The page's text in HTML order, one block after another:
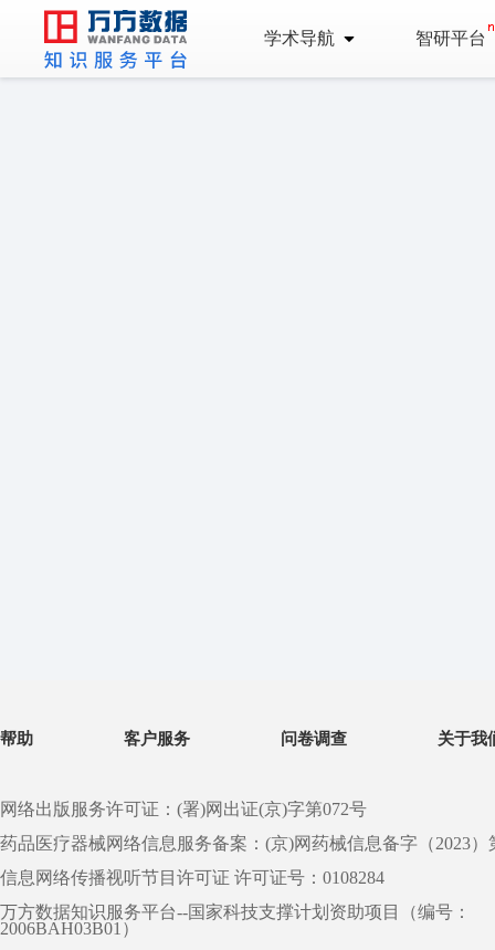
学术导航 智研平台
帮助 客户服务 问卷调查 关于我
网络出版服务许可证：(署)网出证(京)字第072号
药品医疗器械网络信息服务备案：(京)网药械信息备字（2023）
信息网络传播视听节目许可证 许可证号：0108284
万方数据知识服务平台--国家科技支撑计划资助项目（编号：
2006BAH03B01）